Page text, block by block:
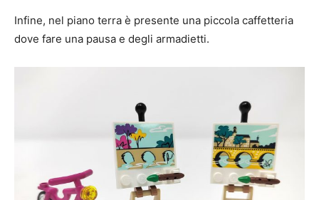
Infine, nel piano terra è presente una piccola caffetteria
dove fare una pausa e degli armadietti.